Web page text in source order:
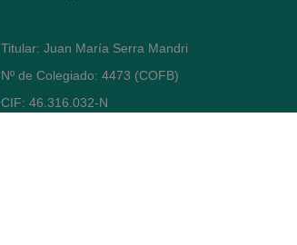
Titular: Juan María Serra Mandri
Nº de Colegiado: 4473 (COFB)
CIF: 46.316.032-N